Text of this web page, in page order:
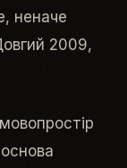
неначе
2009,